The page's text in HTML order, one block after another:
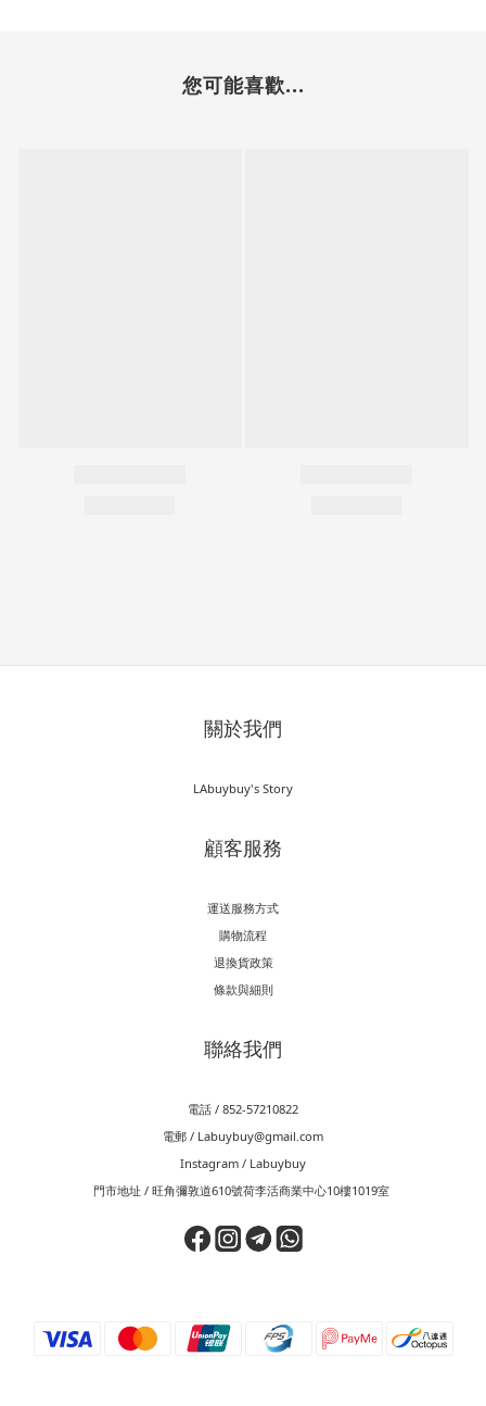
您可能喜歡...
關於我們
LAbuybuy's Story
顧客服務
運送服務方式
購物流程
退換貨政策
條款與細則
聯絡我們
電話 / 852-57210822
電郵 / Labuybuy@gmail.com
Instagram / Labuybuy
門市地址 / 旺角彌敦道610號荷李活商業中心10樓1019室